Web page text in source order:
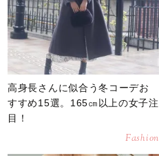
高身長さんに似合う冬コーデお
すすめ15選。165㎝以上の女子注
目！
Fashion